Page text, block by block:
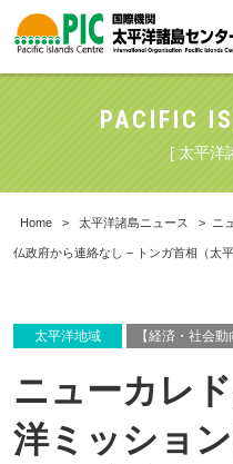
PACIFIC
[ 太平洋
Home > 太平洋諸島ニュース > ニ
仏政府から連絡なし – トンガ首相（太平
太平洋地域 【経済・社会動
ニューカレ
洋ミッショ